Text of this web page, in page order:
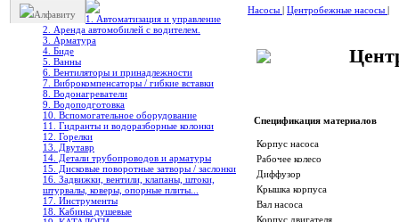
Алфавиту
1. Автоматизация и управление
2. Аренда автомобилей с водителем.
3. Арматура
4. Биде
5. Ванны
6. Вентиляторы и принадлежности
7. Виброкомпенсаторы / гибкие вставки
8. Водонагреватели
9. Водоподготовка
10. Вспомогательное оборудование
11. Гидранты и водоразборные колонки
12. Горелки
13. Двутавр
14. Детали трубопроводов и арматуры
15. Дисковые поворотные затворы / заслонки
16. Задвижки, вентили, клапаны, штоки,
штурвалы, коверы, опорные плиты...
17. Инструменты
18. Кабины душевые
Насосы | Центробежные насосы |
Спецификация материалов
Корпус насоса
Рабочее колесо
Диффузор
Крышка корпуса
Вал насоса
Корпус двигателя